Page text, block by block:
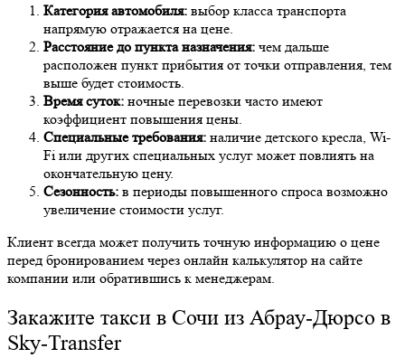
Категория автомобиля: выбор класса транспорта
напрямую отражается на цене.
Расстояние до пункта назначения: чем дальше
расположен пункт прибытия от точки отправления, тем
выше будет стоимость.
Время суток: ночные перевозки часто имеют
коэффициент повышения цены.
Специальные требования: наличие детского кресла, Wi-
Fi или других специальных услуг может повлиять на
окончательную цену.
Сезонность: в периоды повышенного спроса возможно
увеличение стоимости услуг.
Клиент всегда может получить точную информацию о цене
перед бронированием через онлайн калькулятор на сайте
компании или обратившись к менеджерам.
Закажите такси в Сочи из Абрау-Дюрсо в
Sky-Transfer